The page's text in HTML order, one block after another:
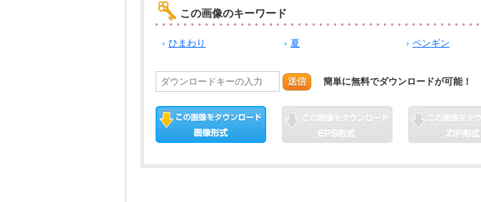
この画像のキーワード
ひまわり 夏 ペンギン
送信 簡単に無料でダウンロードが可能！